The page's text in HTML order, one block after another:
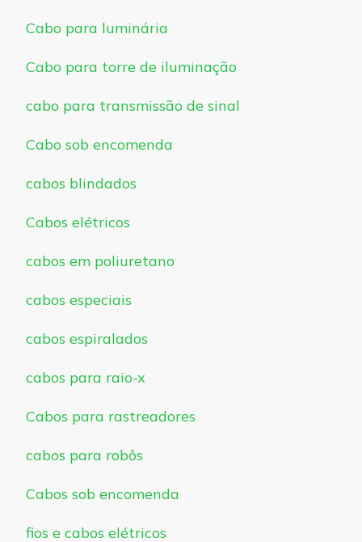
Cabo para luminária
Cabo para torre de iluminação
cabo para transmissão de sinal
Cabo sob encomenda
cabos blindados
Cabos elétricos
cabos em poliuretano
cabos especiais
cabos espiralados
cabos para raio-x
Cabos para rastreadores
cabos para robôs
Cabos sob encomenda
fios e cabos elétricos